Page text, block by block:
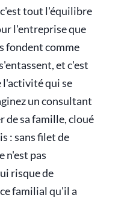
tout l'équilibre
l'entreprise que
fondent comme
et c'est
l'activité qui se
un consultant
de sa famille, cloué
: sans filet de
n'est pas
risque de
familial qu'il a